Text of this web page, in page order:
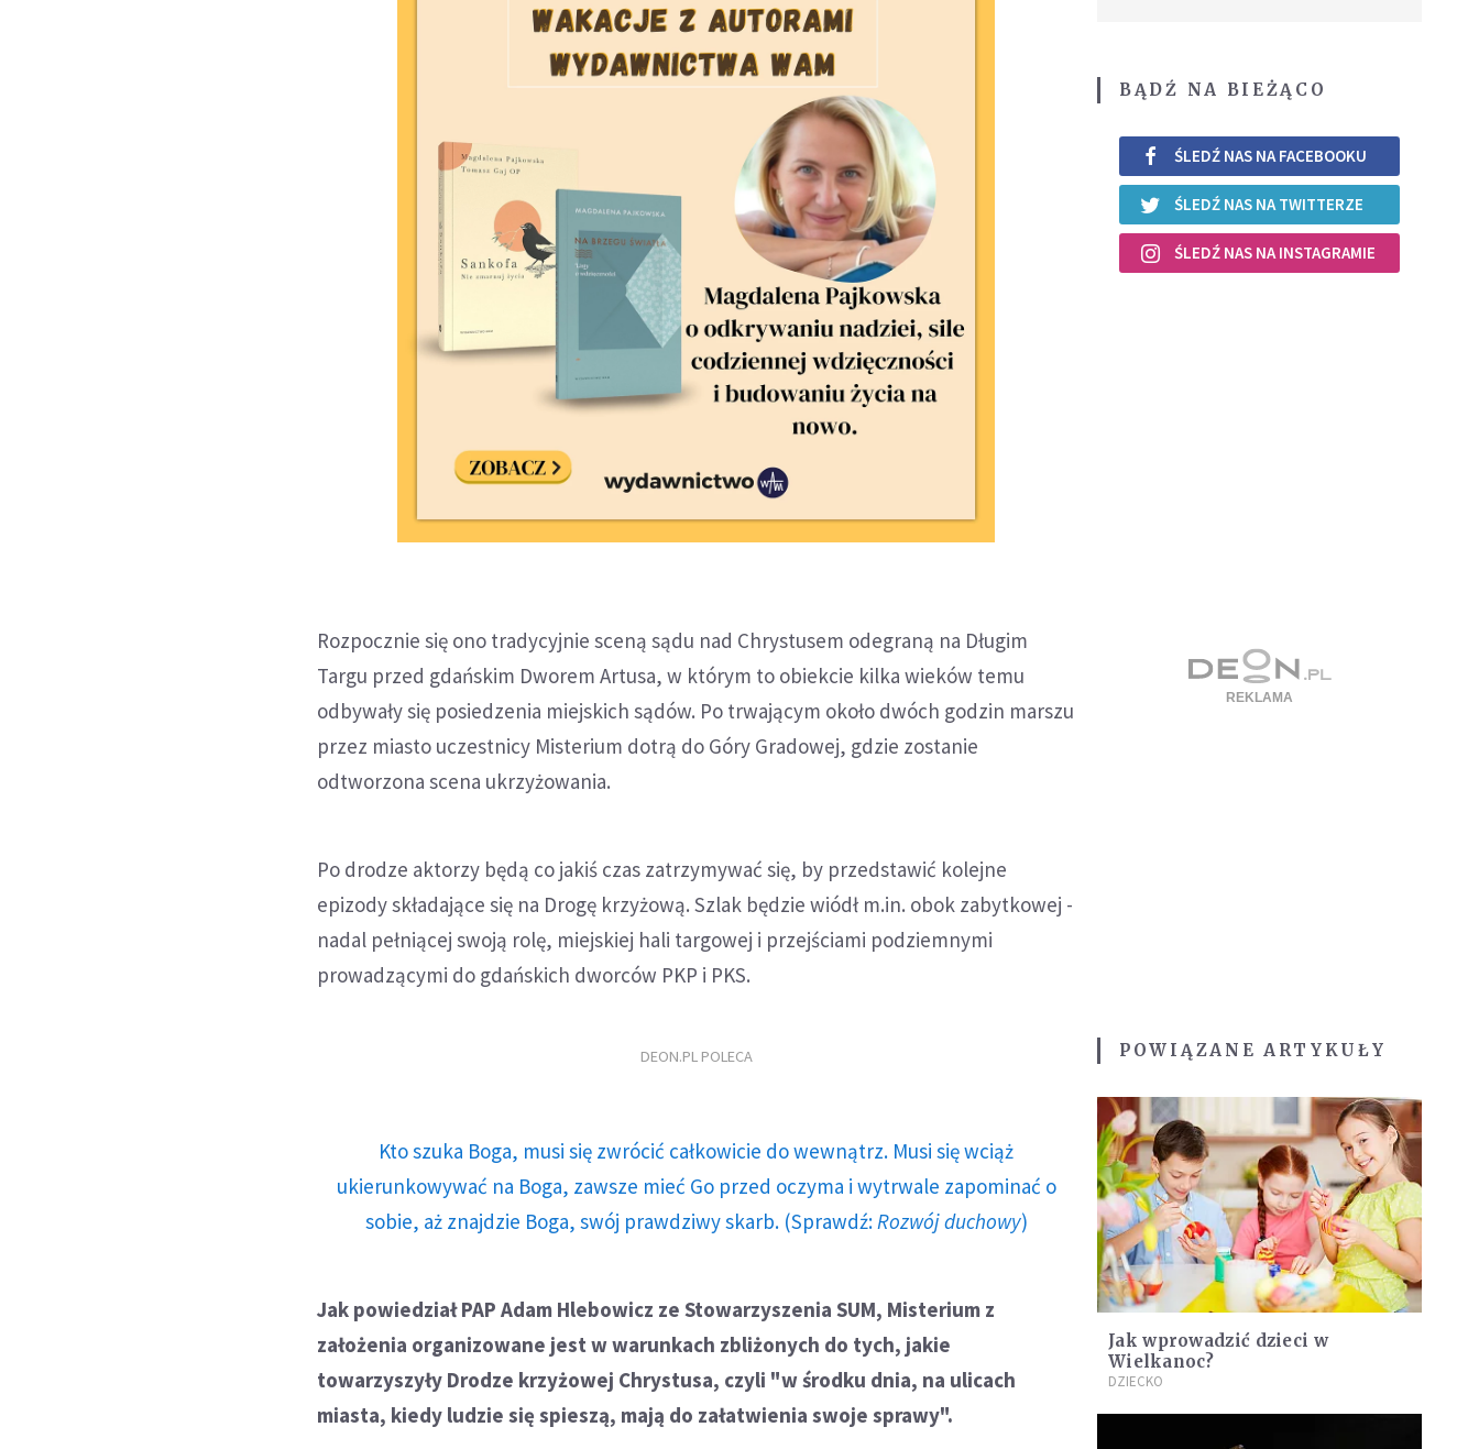
Rozpocznie się ono tradycyjnie sceną sądu nad Chrystusem odegraną na Długim
Targu przed gdańskim Dworem Artusa, w którym to obiekcie kilka wieków temu
odbywały się posiedzenia miejskich sądów. Po trwającym około dwóch godzin marszu
przez miasto uczestnicy Misterium dotrą do Góry Gradowej, gdzie zostanie
odtworzona scena ukrzyżowania.
Po drodze aktorzy będą co jakiś czas zatrzymywać się, by przedstawić kolejne
epizody składające się na Drogę krzyżową. Szlak będzie wiódł m.in. obok zabytkowej -
nadal pełniącej swoją rolę, miejskiej hali targowej i przejściami podziemnymi
prowadzącymi do gdańskich dworców PKP i PKS.
DEON.PL POLECA
Kto szuka Boga, musi się zwrócić całkowicie do wewnątrz. Musi się wciąż
ukierunkowywać na Boga, zawsze mieć Go przed oczyma i wytrwale zapominać o
sobie, aż znajdzie Boga, swój prawdziwy skarb. (Sprawdź: Rozwój duchowy)
Jak powiedział PAP Adam Hlebowicz ze Stowarzyszenia SUM, Misterium z
założenia organizowane jest w warunkach zbliżonych do tych, jakie
towarzyszyły Drodze krzyżowej Chrystusa, czyli "w środku dnia, na ulicach
miasta, kiedy ludzie się spieszą, mają do załatwienia swoje sprawy".
BĄDŹ NA BIEŻĄCO
ŚLEDŹ NAS NA FACEBOOKU
ŚLEDŹ NAS NA TWITTERZE
ŚLEDŹ NAS NA INSTAGRAMIE
POWIĄZANE ARTYKUŁY
Jak wprowadzić dzieci w
Wielkanoc?
DZIECKO